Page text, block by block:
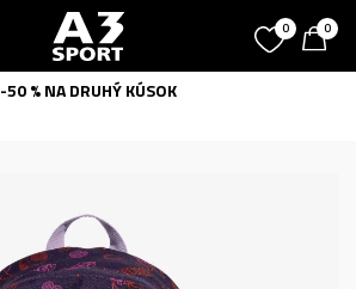
0 0
-50 % NA DRUHÝ KÚSOK